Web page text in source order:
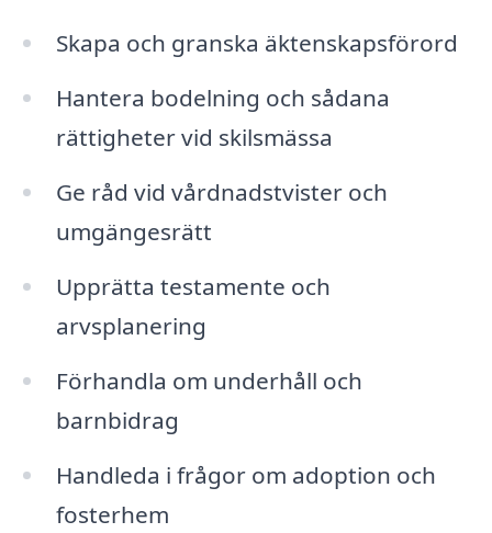
Skapa och granska äktenskapsförord
Hantera bodelning och sådana
rättigheter vid skilsmässa
Ge råd vid vårdnadstvister och
umgängesrätt
Upprätta testamente och
arvsplanering
Förhandla om underhåll och
barnbidrag
Handleda i frågor om adoption och
fosterhem